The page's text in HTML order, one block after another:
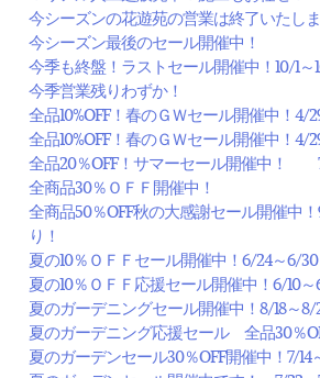
今シーズンの花遊苑の営業は終了いたし
今シーズン最後のセール開催中！
今季も終盤！ラストセール開催中！10/1～
今季営業残りわずか！
全品10%OFF！春のＧＷセール開催中！
全品10%OFF！春のＧＷセール開催中！4/
全品20％OFF！サマーセール開催中！
全商品30％ＯＦＦ開催中！
全商品50％OFF秋の大感謝セール開催中
り！
夏の10％ＯＦＦセール開催中！6/24～6/30
夏の10％ＯＦＦ応援セール開催中！6/10
夏のガーデニングセール開催中！8/18～
夏のガーデニング応援セール 全品30％
夏のガーデンセール30％OFF開催中！7/14